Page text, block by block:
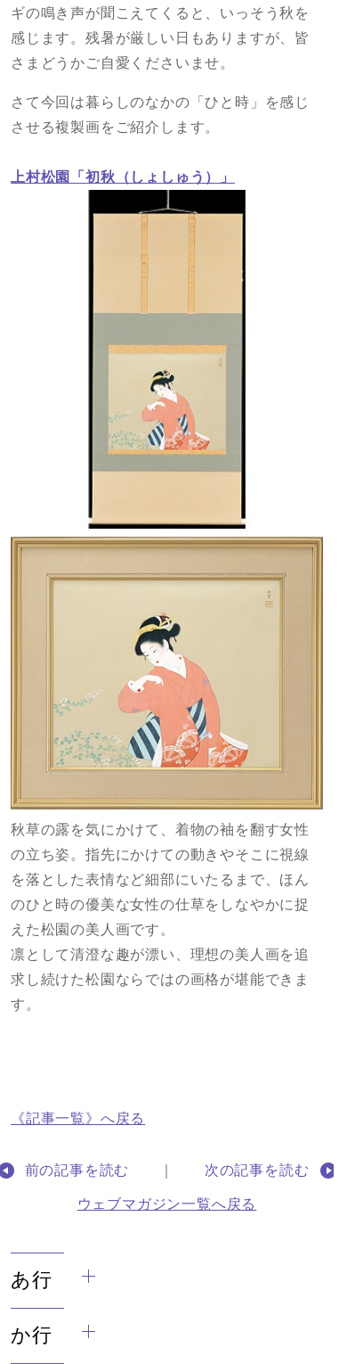
ギの鳴き声が聞こえてくると、いっそう秋を
感じます。残暑が厳しい日もありますが、皆
さまどうかご自愛くださいませ。
さて今回は暮らしのなかの「ひと時」を感じ
させる複製画をご紹介します。
上村松園「初秋（しょしゅう）」
秋草の露を気にかけて、着物の袖を翻す女性
の立ち姿。指先にかけての動きやそこに視線
を落とした表情など細部にいたるまで、ほん
のひと時の優美な女性の仕草をしなやかに捉
えた松園の美人画です。
凛として清澄な趣が漂い、理想の美人画を追
求し続けた松園ならではの画格が堪能できま
す。
《記事一覧》へ戻る
前の記事を読む 次の記事を読む
ウェブマガジン一覧へ戻る
あ行
か行